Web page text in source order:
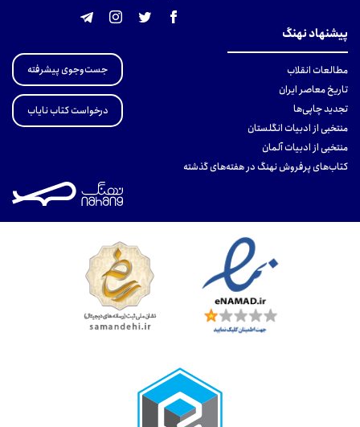
پیشنهاد نهنگ
مطالعات انقلاب
تاریخ معاصر ایران
تجدید چاپی‌ها
منتخبی از ادبیات انگلستان
منتخبی از ادبیات آلمان
کتاب‌های پرفروش نهنگ در هفته‌های گذشته
جست‌وجوی پیشرفته
درخواست کتاب نایاب